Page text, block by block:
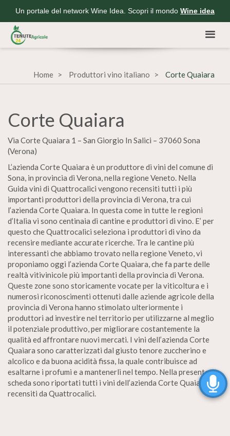
Un portale del network Wine Idea. Scopri il mondo Wine idea
Home Produttori vino italiano Corte Quaiara
Corte Quaiara
Via Corte Quaiara 1 – San Giorgio In Salici – 37060 Sona
(Verona)
L’azienda Corte Quaiara è un produttore di vini del comune di
Sona, in provincia di Verona, nella regione Veneto. Nella
Guida vini di Quattrocalici vengono recensiti tutti i più
importanti produttori della provincia di Verona, tra cui
l’azienda Corte Quaiara. In questa come in tutte le regioni
d’Italia vi sono centinaia di cantine e produttori di vino. E’ per
questo che Quattrocalici seleziona i produttori di vino da
recensire mediante accurate ricerche. Tra le cantine più
interessanti che abbiamo trovato nella regione Veneto, vi
proponiamo oggi l’azienda Corte Quaiara, che fa parte delle
realtà vitivinicole più importanti della provincia di Verona.
Queste zone sono storicamente vocate per la viticoltura e i
numerosi riconoscimenti ottenuti dalle aziende agricole della
provincia di Verona hanno stimolato ulteriormente i
produttori ad investire nel territorio per utilizzarne al meglio
il potenziale produttivo, per migliorare costantemente la
qualità ed affrontare nuovi mercati. I vini dell’azienda Corte
Quaiara sono caratterizzati dal giusto tenore zuccherino e
alcolico e da buona acidità fissa, la quale contribuisce ad
esaltarne i profumi e a mantenerli nel tempo. Nella presente
scheda sono riportati tutti i vini dell’azienda Corte Quaiara
recensiti da Quattrocalici.